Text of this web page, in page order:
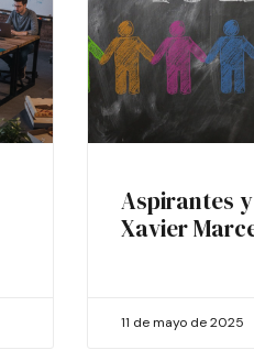
Aspirantes
Xavier
11 de mayo de 2025